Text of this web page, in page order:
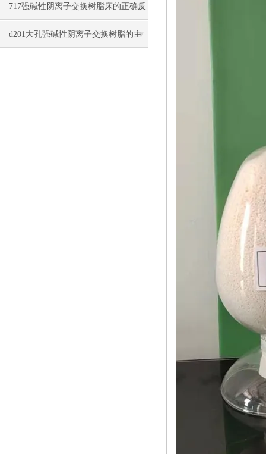
生与步骤
717强碱性阴离子交换树脂床的正确反
洗与再生方法
d201大孔强碱性阴离子交换树脂的主